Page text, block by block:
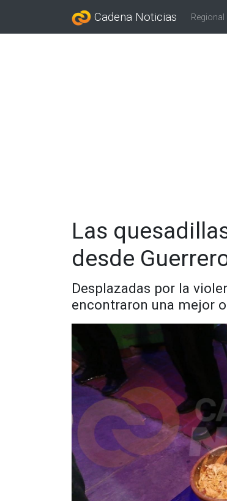
Cadena Noticias Regional
Las
desde
Desplazadas por la
encontraron una mejor